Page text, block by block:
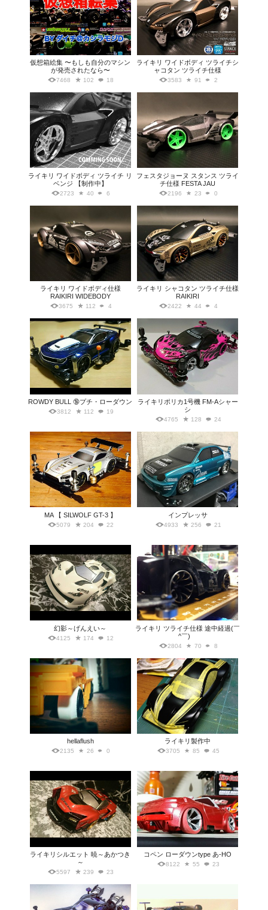
仮想箱絵集 〜もしも自分のマシン
が発売されたなら〜
7468 102 18
ライキリ ワイドボディ ツライチシ
ャコタン ツライチ仕様
3583 91 2
ライキリ ワイドボディ ツライチ リ
ベンジ 【制作中】
2723 40 6
フェスタジョーヌ スタンス ツライ
チ仕様 FESTA JAU
2196 23 0
ライキリ ワイドボディ仕様
RAIKIRI WIDEBODY
3675 112 4
ライキリ シャコタン ツライチ仕様
RAIKIRI
2422 44 4
ROWDY BULL 🔞プチ・ローダウン
3812 112 19
ライキリポリカ1号機 FM-Aシャー
シ
4765 128 24
MA 【 SILWOLF GT-3 】
5079 204 22
インプレッサ
4933 256 21
幻影～げんえい～
4125 174 12
ライキリ ツライチ仕様 途中経過(￣
^￣)ゞ
2804 70 8
hellaflush
2135 26 0
ライキリ製作中
3705 85 45
ライキリシルエット 暁～あかつき
～
5597 239 23
コペン ローダウンtype あ‐HO
8122 55 23